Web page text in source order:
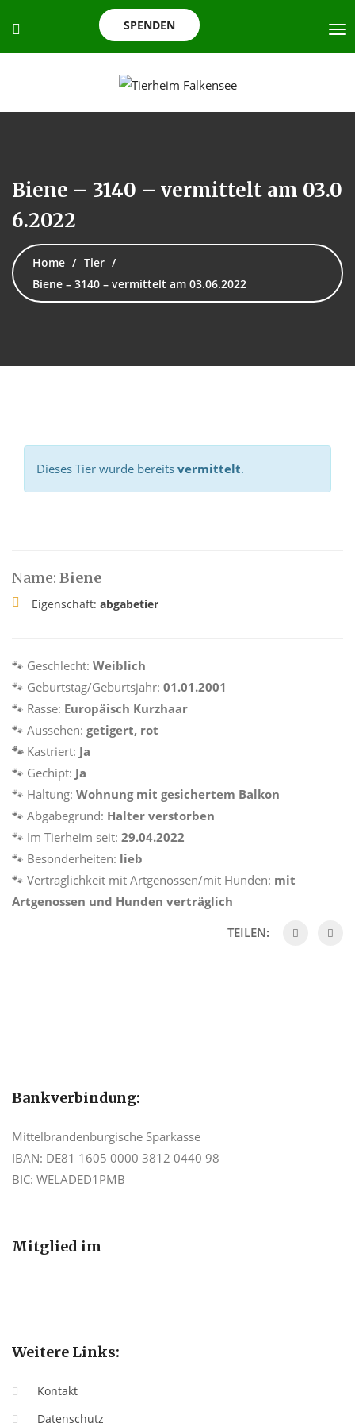
SPENDEN
Biene – 3140 – vermittelt am 03.0
6.2022
Home
Tier
Biene – 3140 – vermittelt am 03.06.2022
Dieses Tier wurde bereits vermittelt.
Name: Biene
Eigenschaft: abgabetier
🐾 Geschlecht: Weiblich
🐾 Geburtstag/Geburtsjahr: 01.01.2001
🐾 Rasse: Europäisch Kurzhaar
🐾 Aussehen: getigert, rot
🐾 Kastriert: Ja
🐾 Gechipt: Ja
🐾 Haltung: Wohnung mit gesichertem Balkon
🐾 Abgabegrund: Halter verstorben
🐾 Im Tierheim seit: 29.04.2022
🐾 Besonderheiten: lieb
🐾 Verträglichkeit mit Artgenossen/mit Hunden: mit
Artgenossen und Hunden verträglich
TEILEN:
Bankverbindung:
Mittelbrandenburgische Sparkasse
IBAN: DE81 1605 0000 3812 0440 98
BIC: WELADED1PMB
Mitglied im
Weitere Links:
Kontakt
Datenschutz